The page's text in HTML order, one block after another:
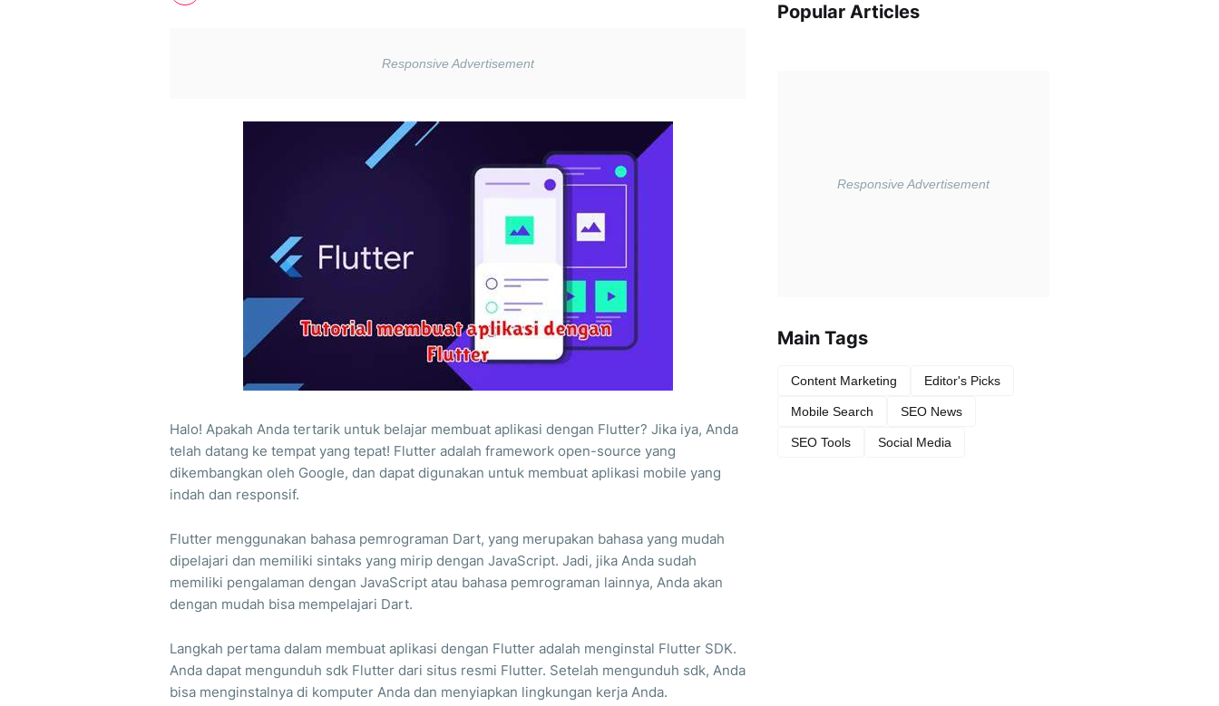
Halo! Apakah Anda tertarik untuk belajar membuat aplikasi dengan Flutter? Jika iya, Anda
telah datang ke tempat yang tepat! Flutter adalah framework open-source yang
dikembangkan oleh Google, dan dapat digunakan untuk membuat aplikasi mobile yang
indah dan responsif.
Flutter menggunakan bahasa pemrograman Dart, yang merupakan bahasa yang mudah
dipelajari dan memiliki sintaks yang mirip dengan JavaScript. Jadi, jika Anda sudah
memiliki pengalaman dengan JavaScript atau bahasa pemrograman lainnya, Anda akan
dengan mudah bisa mempelajari Dart.
Langkah pertama dalam membuat aplikasi dengan Flutter adalah menginstal Flutter SDK.
Anda dapat mengunduh sdk Flutter dari situs resmi Flutter. Setelah mengunduh sdk, Anda
bisa menginstalnya di komputer Anda dan menyiapkan lingkungan kerja Anda.
Popular Articles
Main Tags
Content Marketing Editor's Picks
Mobile Search SEO News
SEO Tools Social Media